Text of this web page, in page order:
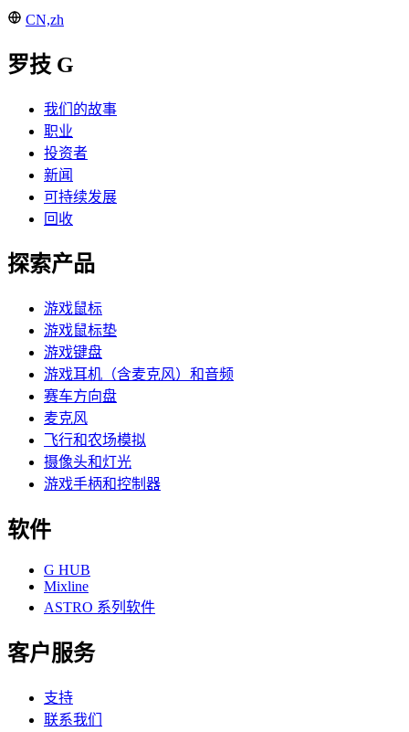
CN,zh
罗技 G
我们的故事
职业
投资者
新闻
可持续发展
回收
探索产品
游戏鼠标
游戏鼠标垫
游戏键盘
游戏耳机（含麦克风）和音频
赛车方向盘
麦克风
飞行和农场模拟
摄像头和灯光
游戏手柄和控制器
软件
G HUB
Mixline
ASTRO 系列软件
客户服务
支持
联系我们